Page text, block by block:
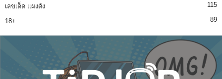
เลขเด็ด แผงดัง 115
18+ 89